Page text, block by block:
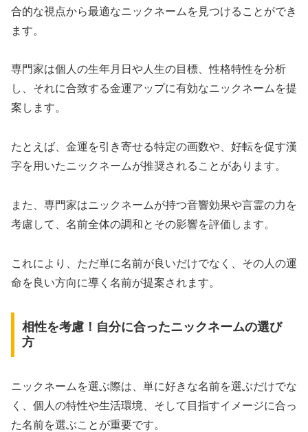
合的な視点から最適なニックネームを見つけることができ
ます。
専門家は個人の生年月日や人生の目標、性格特性を分析
し、それに合致する金運アップに有効なニックネームを提
案します。
たとえば、金運を引き寄せる特定の画数や、好転を促す漢
字を用いたニックネームが推奨されることがあります。
また、専門家はニックネームが持つ音響効果や言霊の力を
考慮して、名前全体の調和とその影響を評価します。
これにより、ただ単に名前が良いだけでなく、その人の運
命を良い方向に導く名前が提案されます。
相性を考慮！自分に合ったニックネームの選び
方
ニックネームを選ぶ際は、単に好きな名前を選ぶだけでな
く、個人の特性や生活環境、そして目指すイメージに合っ
た名前を選ぶことが重要です。